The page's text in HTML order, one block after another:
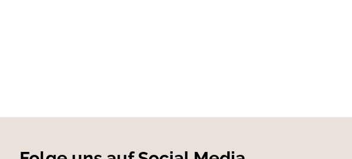
wir weder frieren noch schwitzen. Hitze ist die Hauptursache für Unbehagen, denn